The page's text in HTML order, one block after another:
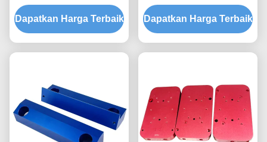
Dapatkan Harga Terbaik Dapatkan Harga Terbaik